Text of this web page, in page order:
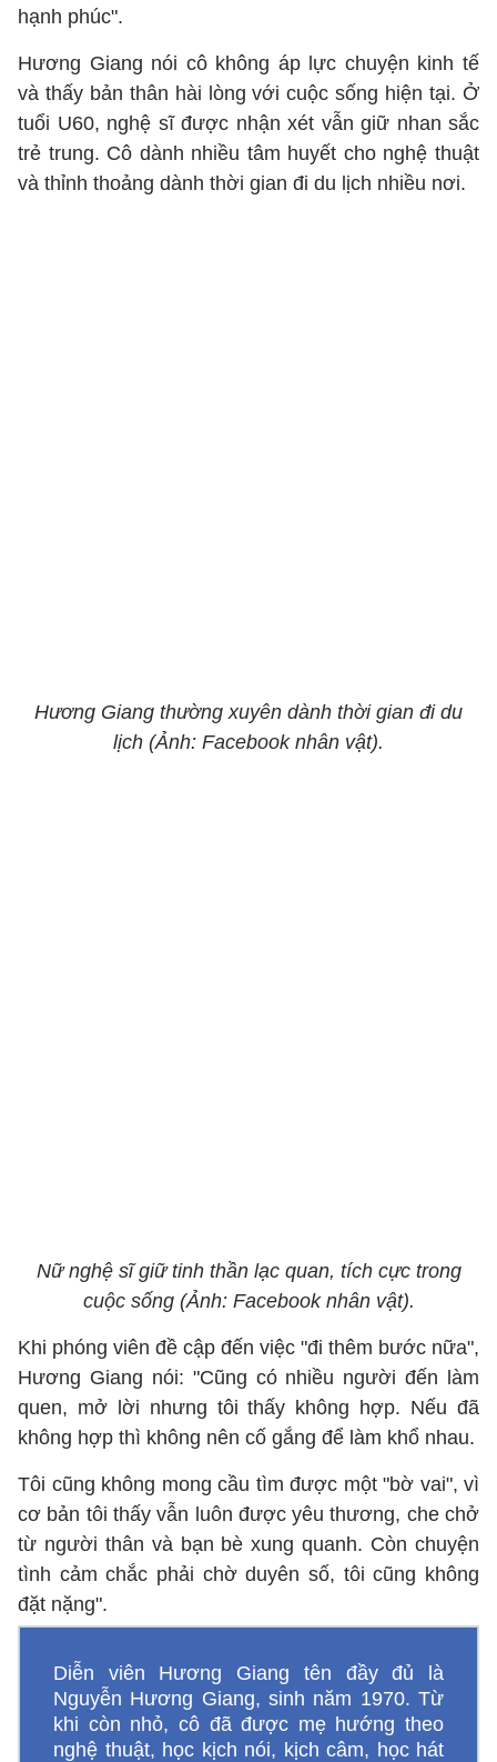
hạnh phúc".
Hương Giang nói cô không áp lực chuyện kinh tế
và thấy bản thân hài lòng với cuộc sống hiện tại. Ở
tuổi U60, nghệ sĩ được nhận xét vẫn giữ nhan sắc
trẻ trung. Cô dành nhiều tâm huyết cho nghệ thuật
và thỉnh thoảng dành thời gian đi du lịch nhiều nơi.
Hương Giang thường xuyên dành thời gian đi du
lịch (Ảnh: Facebook nhân vật).
Nữ nghệ sĩ giữ tinh thần lạc quan, tích cực trong
cuộc sống (Ảnh: Facebook nhân vật).
Khi phóng viên đề cập đến việc "đi thêm bước nữa",
Hương Giang nói: "Cũng có nhiều người đến làm
quen, mở lời nhưng tôi thấy không hợp. Nếu đã
không hợp thì không nên cố gắng để làm khổ nhau.
Tôi cũng không mong cầu tìm được một "bờ vai", vì
cơ bản tôi thấy vẫn luôn được yêu thương, che chở
từ người thân và bạn bè xung quanh. Còn chuyện
tình cảm chắc phải chờ duyên số, tôi cũng không
đặt nặng".
Diễn viên Hương Giang tên đầy đủ là
Nguyễn Hương Giang, sinh năm 1970. Từ
khi còn nhỏ, cô đã được mẹ hướng theo
nghệ thuật, học kịch nói, kịch câm, học hát